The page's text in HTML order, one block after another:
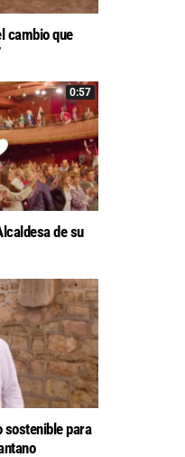
cambio que
0:57
de su
sostenible para